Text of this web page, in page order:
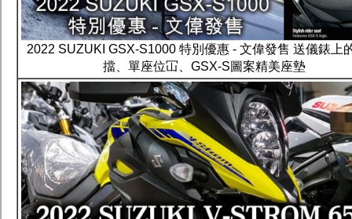
2022 SUZUKI GSX-S1000 特別優惠 - 文偉發售 送儀錶上
擋、單座位冚、GSX-S圖案精美座墊